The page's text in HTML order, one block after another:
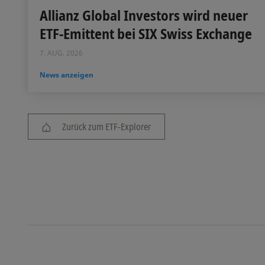
Allianz Global Investors wird neuer
ETF-Emittent bei SIX Swiss Exchange
7. AUG. 2026
News anzeigen
Zurück zum ETF-Explorer